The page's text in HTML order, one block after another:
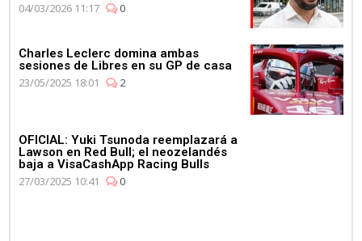
04/03/2026 11:17
0
Charles Leclerc domina ambas
sesiones de Libres en su GP de casa
23/05/2025 18:01
2
OFICIAL: Yuki Tsunoda reemplazará a
Lawson en Red Bull; el neozelandés
baja a VisaCashApp Racing Bulls
27/03/2025 10:41
0